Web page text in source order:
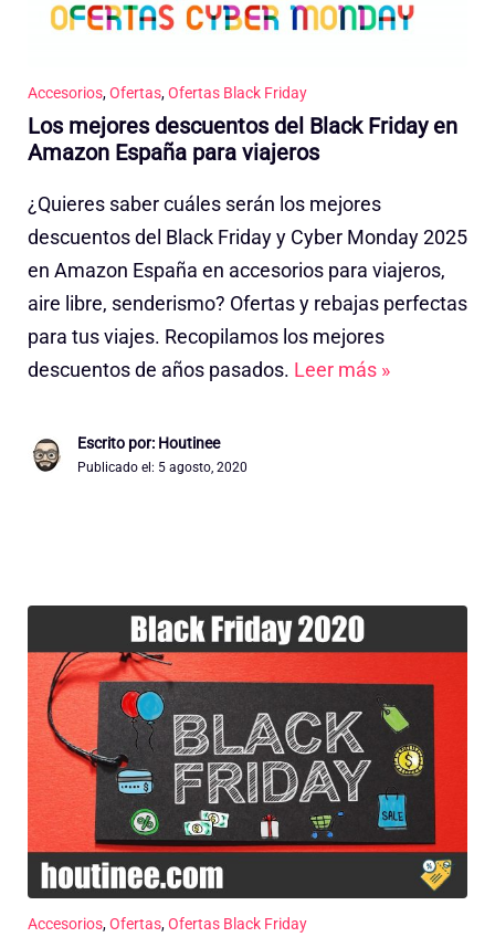
Accesorios,Ofertas,Ofertas Black Friday
Los mejores descuentos del Black Friday en
Amazon España para viajeros
¿Quieres saber cuáles serán los mejores
descuentos del Black Friday y Cyber Monday 2025
en Amazon España en accesorios para viajeros,
aire libre, senderismo? Ofertas y rebajas perfectas
para tus viajes. Recopilamos los mejores
descuentos de años pasados. Leer más »
Escrito por: Houtinee
Publicado el: 5 agosto, 2020
Accesorios,Ofertas,Ofertas Black Friday